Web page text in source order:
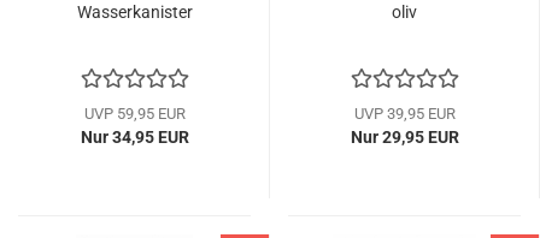
Wasserkanister
UVP 59,95 EUR
Nur 34,95 EUR
oliv
UVP 39,95 EUR
Nur 29,95 EUR